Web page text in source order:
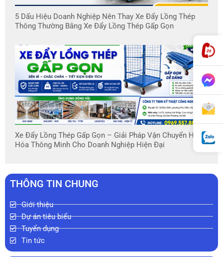
5 Dấu Hiệu Doanh Nghiệp Nên Thay Xe Đẩy Lồng Thép
Thông Thường Bằng Xe Đẩy Lồng Thép Gấp Gọn
Xe Đẩy Lồng Thép Gấp Gọn – Giải Pháp Vận Chuyển Hàng
Hóa Thông Minh Cho Doanh Nghiệp Hiện Đại
THÔNG TIN CHUNG
Giới thiệu
Dự án tiêu biểu
Tuyển dụng
Tin tức